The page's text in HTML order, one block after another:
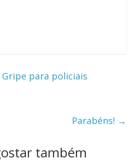
para policiais
Parabéns! →
também